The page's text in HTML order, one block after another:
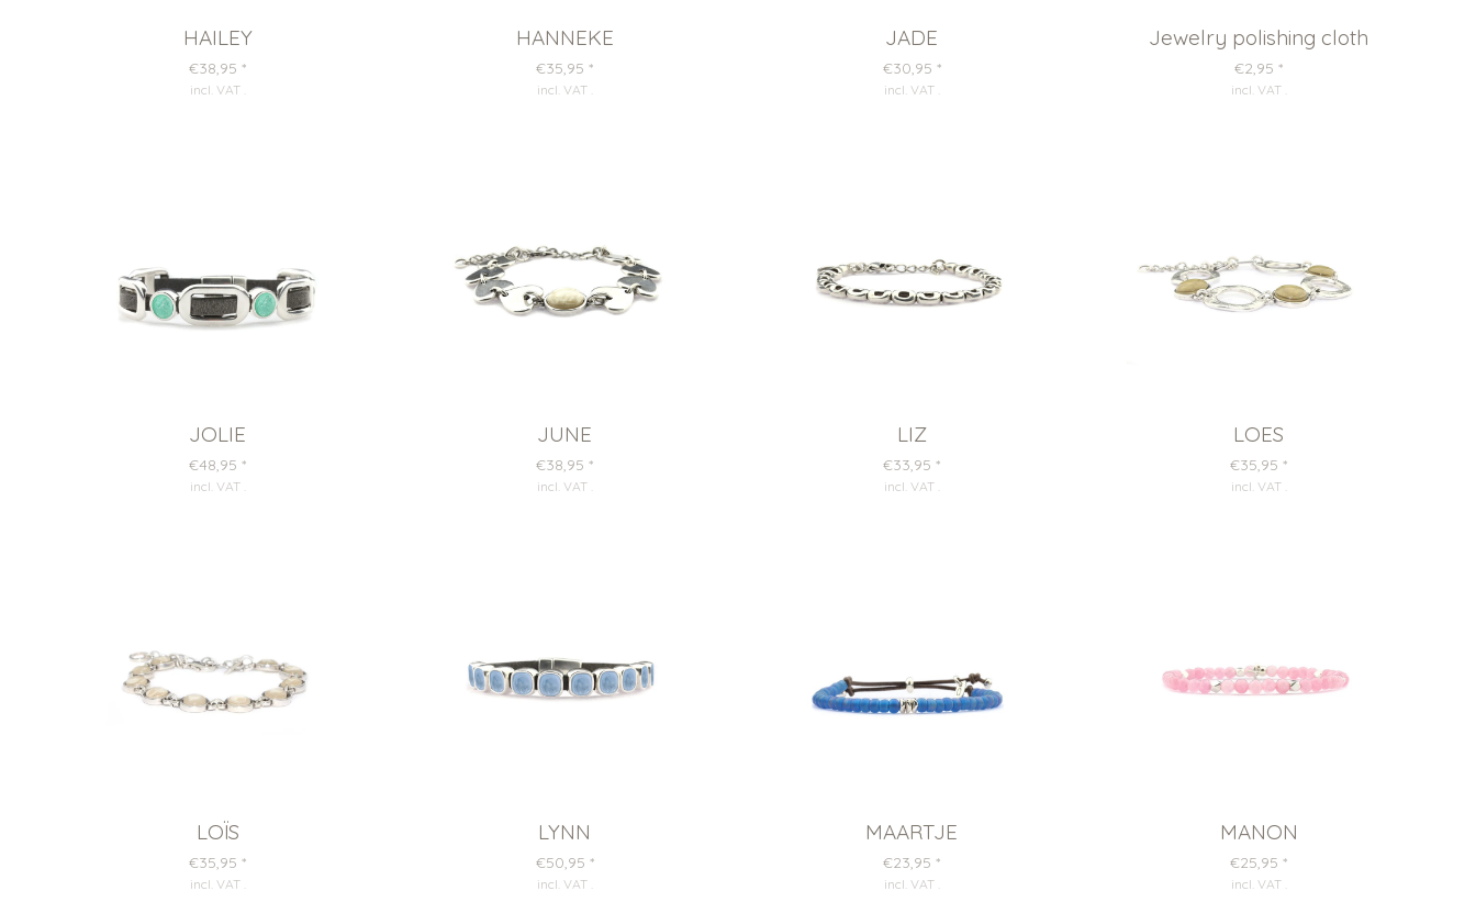
HAILEY
€38,95 *
incl. VAT
HANNEKE
€35,95 *
incl. VAT
JADE
€30,95 *
incl. VAT
Jewelry polishing cloth
€2,95 *
incl. VAT
JOLIE
€48,95 *
incl. VAT
JUNE
€38,95 *
incl. VAT
LIZ
€33,95 *
incl. VAT
LOES
€35,95 *
incl. VAT
LOÏS
€35,95 *
incl. VAT
LYNN
€50,95 *
incl. VAT
MAARTJE
€23,95 *
incl. VAT
MANON
€25,95 *
incl. VAT